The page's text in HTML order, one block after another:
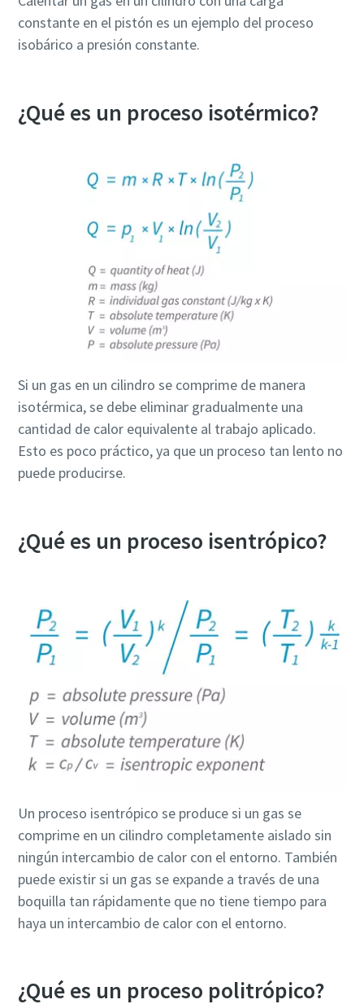
constante en el pistón es un ejemplo del proceso
isobárico a presión constante.
¿Qué es un proceso isotérmico?
Si un gas en un cilindro se comprime de manera
isotérmica, se debe eliminar gradualmente una
cantidad de calor equivalente al trabajo aplicado.
Esto es poco práctico, ya que un proceso tan lento no
puede producirse.
¿Qué es un proceso isentrópico?
Un proceso isentrópico se produce si un gas se
comprime en un cilindro completamente aislado sin
ningún intercambio de calor con el entorno. También
puede existir si un gas se expande a través de una
boquilla tan rápidamente que no tiene tiempo para
haya un intercambio de calor con el entorno.
¿Qué es un proceso politrópico?